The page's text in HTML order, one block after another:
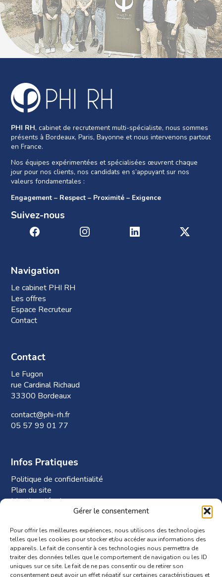
Gérer le consentement
Pour offrir les meilleures expériences, nous utilisons des technologies
telles que les cookies pour stocker et/ou accéder aux informations des
appareils. Le fait de consentir à ces technologies nous permettra de
traiter des données telles que le comportement de navigation ou les ID
uniques sur ce site. Le fait de ne pas consentir ou de retirer son
consentement peut avoir un effet négatif sur certaines caractéristiques et
PHI RH, cabinet de recrutement multi-spécialiste, nous sommes
présents à Bordeaux, Paris, Bayonne et nous intervenons partout
en France.
Nos équipes expérimentées et spécialisées œuvrent chaque
jour pour nos clients, nos candidats en s’appuyant sur nos
valeurs fondamentales :
Engagement – Respect – Proximité – Exigence
Suivez-nous
Navigation
Le cabinet PHI RH
Les offres
Espace Recruteur
Contact
Contact
Le Fugon
rue Cardinal Richaud
33300 Bordeaux
contact@phi-rh.fr
05 57 99 01 77
Infos Pratiques
Politique de confidentialité
Plan du site
Mentions légales
Plan d’accès à Phi-RH